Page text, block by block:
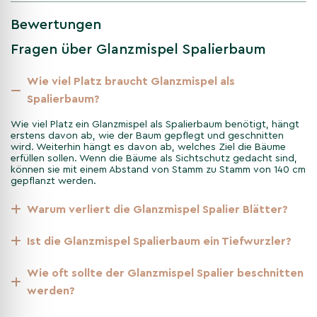
Pflanzzeit
Die beste Pflanzzeit ist der Herbst, da die Wurzeln in der
noch warmen Erde gut anwachsen. Mit unseren über
Jahr über liefern, sodass Sie jederzeit pflanzen können –
außer während Frostperioden, da dies die Wurzeln
schädigen könnte.
Bodenvorbereitung
Ein gut durchlässiger, nährstoffreicher Boden ist ideal.
Kompost oder organischen Dünger ein, um das
Wurzelwachstum zu fördern.
Bewertungen
Fragen über Glanzmispel Spalierbaum
Wie viel Platz braucht Glanzmispel als
Spalierbaum?
Wie viel Platz ein Glanzmispel als Spalierbaum benötigt, hängt
erstens davon ab, wie der Baum gepflegt und geschnitten
wird. Weiterhin hängt es davon ab, welches Ziel die Bäume
erfüllen sollen. Wenn die Bäume als Sichtschutz gedacht sind,
können sie mit einem Abstand von Stamm zu Stamm von 140 cm
gepflanzt werden.
Warum verliert die Glanzmispel Spalier Blätter?
Ist die Glanzmispel Spalierbaum ein Tiefwurzler?
Wie oft sollte der Glanzmispel Spalier beschnitten
werden?